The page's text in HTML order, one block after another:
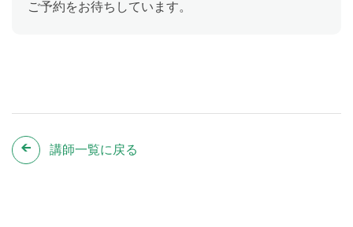
ご予約をお待ちしています。
講師一覧に戻る